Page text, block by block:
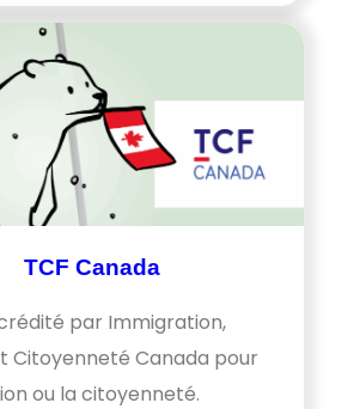
TCF Canada
par Immigration,
Citoyenneté Canada pour
ou la citoyenneté.